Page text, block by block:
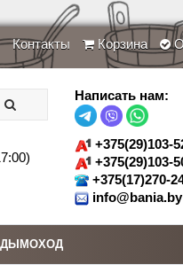
Контакты Корзина
Написать нам:
+375(29)103-
+375(29)103-
+375(17)270-
info@bania.by
ДЫМОХОД